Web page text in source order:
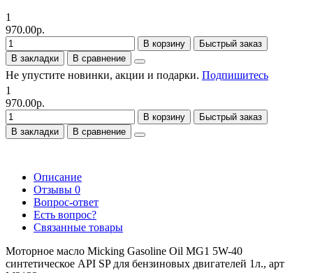
1
970.00р.
В корзину
Быстрый заказ
В закладки
В сравнение
Не упустите новинки, акции и подарки. Подпишитесь
1
970.00р.
В корзину
Быстрый заказ
В закладки
В сравнение
Описание
Отзывы 0
Вопрос-ответ
Есть вопрос?
Связанные товары
Моторное масло Micking Gasoline Oil MG1 5W-40
синтетическое API SP для бензиновых двигателей 1л., арт